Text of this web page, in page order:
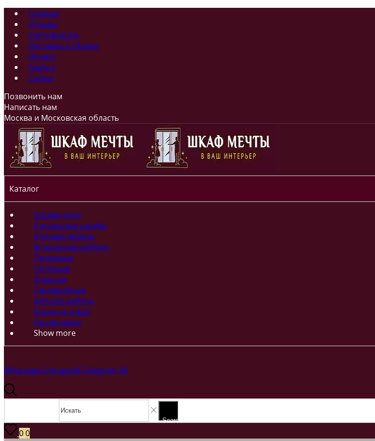
Главная
Отзывы
Сертификаты
Доставка и сборка
Оплата
Адреса
Статьи
Позвонить нам
Написать нам
Москва и Московская область
Каталог
Шкафы-купе
Распашные шкафы
Угловая мебель
Встроенная мебель
Прихожие
Гостиные
Спальни
Гардеробные
Детская мебель
Кухни на заказ
Распродажи
Show more
Whatsapp Untapped Telegram Vk
Search
00